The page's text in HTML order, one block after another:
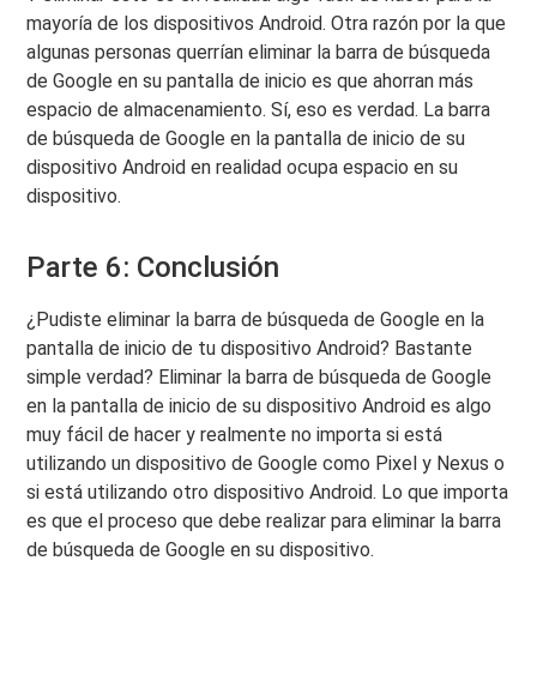
mayoría de los dispositivos Android. Otra razón por la que
algunas personas querrían eliminar la barra de búsqueda
de Google en su pantalla de inicio es que ahorran más
espacio de almacenamiento. Sí, eso es verdad. La barra
de búsqueda de Google en la pantalla de inicio de su
dispositivo Android en realidad ocupa espacio en su
dispositivo.
Parte 6: Conclusión
¿Pudiste eliminar la barra de búsqueda de Google en la
pantalla de inicio de tu dispositivo Android? Bastante
simple verdad? Eliminar la barra de búsqueda de Google
en la pantalla de inicio de su dispositivo Android es algo
muy fácil de hacer y realmente no importa si está
utilizando un dispositivo de Google como Pixel y Nexus o
si está utilizando otro dispositivo Android. Lo que importa
es que el proceso que debe realizar para eliminar la barra
de búsqueda de Google en su dispositivo.